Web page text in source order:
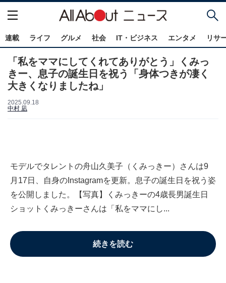
連載 ライフ グルメ 社会 IT・ビジネス エンタメ リサ
「私をママにしてくれてありがとう」くみっ
きー、息子の誕生日を祝う「身体つきが凄く
大きくなりましたね」
2025.09.18
中村 凪
モデルでタレントの舟山久美子（くみっきー）さんは9
月17日、自身のInstagramを更新。息子の誕生日を祝う姿
を公開しました。【写真】くみっきーの4歳長男誕生日
ショットくみっきーさんは「私をママにし...
続きを読む